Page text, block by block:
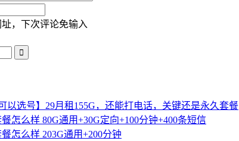
，下次评论免输入
以选号】29月租155G，还能打电话，关键还是永久套餐
怎么样 80G通用+30G定向+100分钟+400条短信
怎么样 203G通用+200分钟